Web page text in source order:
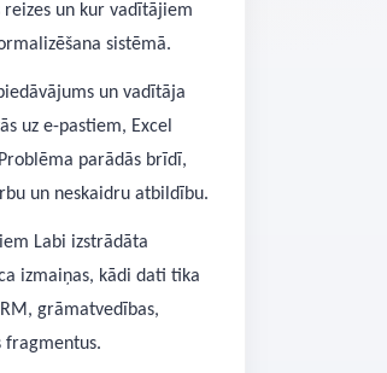
un kur vadītājiem
sistēmā.
un vadītāja
uz e-pastiem, Excel
parādās brīdī,
un neskaidru atbildību.
Labi izstrādāta
izmaiņas, kādi dati tika
grāmatvedības,
fragmentus.